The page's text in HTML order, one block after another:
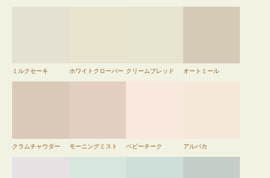
ミルクセーキ ホワイトクローバー クリームブレッド オートミール
クラムチャウダー モーニングミスト ベビーチーク アルパカ